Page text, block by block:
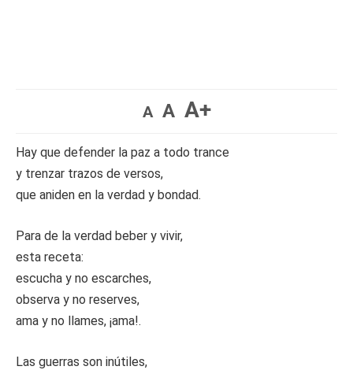
A A A+
Hay que defender la paz a todo trance
y trenzar trazos de versos,
que aniden en la verdad y bondad.
Para de la verdad beber y vivir,
esta receta:
escucha y no escarches,
observa y no reserves,
ama y no llames, ¡ama!.
Las guerras son inútiles,